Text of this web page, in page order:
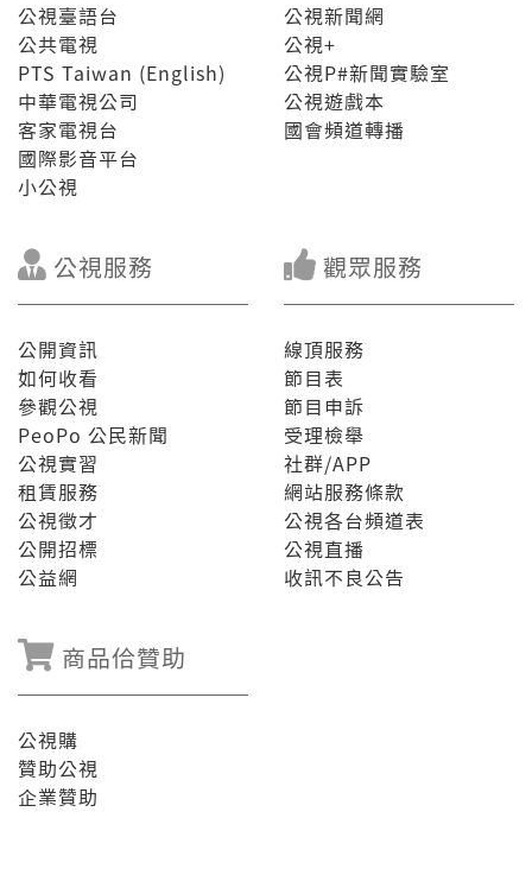
公視臺語台
公共電視
PTS Taiwan (English)
中華電視公司
客家電視台
國際影音平台
小公視
公視新聞網
公視+
公視P#新聞實驗室
公視遊戲本
國會頻道轉播
公視服務
公開資訊
如何收看
參觀公視
PeoPo 公民新聞
公視實習
租賃服務
公視徵才
公開招標
公益網
觀眾服務
線頂服務
節目表
節目申訴
受理檢舉
社群/APP
網站服務條款
公視各台頻道表
公視直播
收訊不良公告
商品佮贊助
公視購
贊助公視
企業贊助